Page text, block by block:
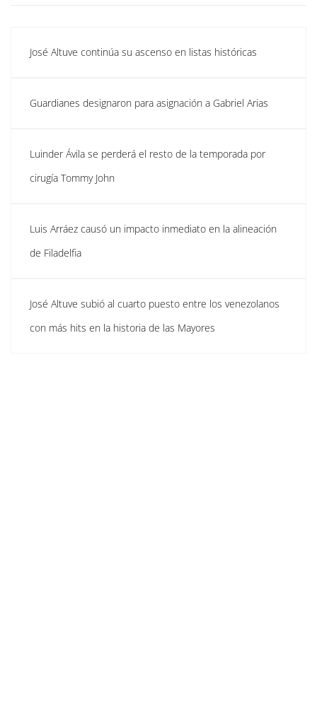
José Altuve continúa su ascenso en listas históricas
Guardianes designaron para asignación a Gabriel Arias
Luinder Ávila se perderá el resto de la temporada por
cirugía Tommy John
Luis Arráez causó un impacto inmediato en la alineación
de Filadelfia
José Altuve subió al cuarto puesto entre los venezolanos
con más hits en la historia de las Mayores